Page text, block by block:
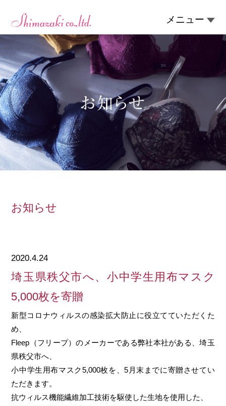
メニュー
お知らせ
2020.4.24
埼玉県秩父市へ、小中学生用布マスク
5,000枚を寄贈
新型コロナウィルスの感染拡大防止に役立てていただくた
め、
Fleep（フリープ）のメーカーである弊社本社がある、埼玉
県秩父市へ、
小中学生用布マスク5,000枚を、5月末までに寄贈させてい
ただきます。
抗ウィルス機能繊維加工技術を駆使した生地を使用した、